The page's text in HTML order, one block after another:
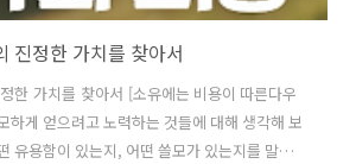
진정한 가치를 찾아서
한 가치를 찾아서 [소유에는 비용이 따른다우
하게 얻으려고 노력하는 것들에 대해 생각해 보
유용함이 있는지, 어떤 쓸모가 있는지를 말일